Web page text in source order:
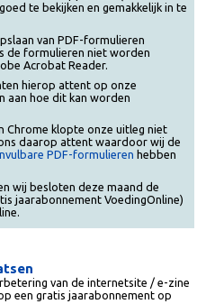
hebben als voordeel dat
als mobiele apparaten (zoals
goed te bekijken en gemakkelijk in
van PDF-formulieren
de formulieren niet worden
Acrobat Reader.
hierop attent op onze
aan hoe dit kan worden
Chrome klopte onze uitleg niet
ons daarop attent waardoor wij de
invulbare PDF-formulierenhebben
wij besloten deze maand de